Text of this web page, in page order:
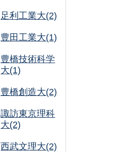
足利工業大(2)
豊田工業大(1)
豊橋技術科学
大(1)
豊橋創造大(2)
諏訪東京理科
大(2)
西武文理大(2)